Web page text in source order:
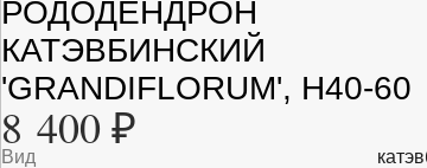
РОДОДЕНДРОН
КАТЭВБИНСКИЙ
'GRANDIFLORUM', H40-60
8 400 ₽
Вид